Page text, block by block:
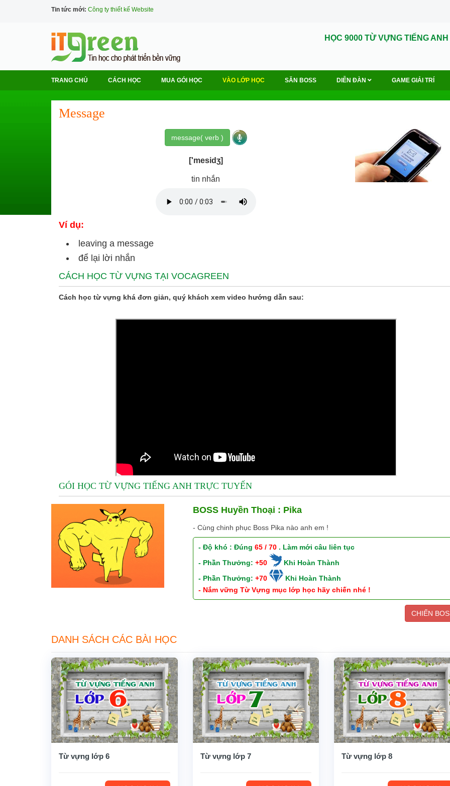
Tin tức mới: Công ty thiết kế Website
HỌC 9000 TỪ VỰNG TIẾNG ANH
TRANG CHỦ CÁCH HỌC MUA GÓI HỌC VÀO LỚP HỌC SĂN BOSS DIỄN ĐÀN GAME GIẢI TRÍ
Message
message( verb )
['mesidʒ]
tin nhắn
Ví dụ:
leaving a message
để lại lời nhắn
CÁCH HỌC TỪ VỰNG TẠI VOCAGREEN
Cách học từ vựng khá đơn giản, quý khách xem video hướng dẫn sau:
GÓI HỌC TỪ VỰNG TIẾNG ANH TRỰC TUYẾN
BOSS Huyền Thoại : Pika
- Cùng chinh phục Boss Pika nào anh em !
- Độ khó : Đúng 65 / 70. Làm mới câu liên tục
- Phần Thưởng: +50
Khi Hoàn Thành
- Phần Thưởng: +70
Khi Hoàn Thành
- Nắm vững Từ Vựng mục lớp học hãy chiến nhé !
CHIẾN
DANH SÁCH CÁC BÀI HỌC
Từ vựng lớp 6 Từ vựng lớp 7 Từ vựng lớp 8